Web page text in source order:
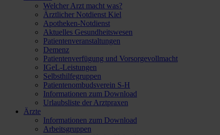
Welcher Arzt macht was?
Ärztlicher Notdienst Kiel
Apotheken-Notdienst
Aktuelles Gesundheitswesen
Patientenveranstaltungen
Demenz
Patientenverfügung und Vorsorgevollmacht
IGeL-Leistungen
Selbsthilfegruppen
Patientenombudsverein S-H
Informationen zum Download
Urlaubsliste der Arztpraxen
Ärzte
Informationen zum Download
Arbeitsgruppen